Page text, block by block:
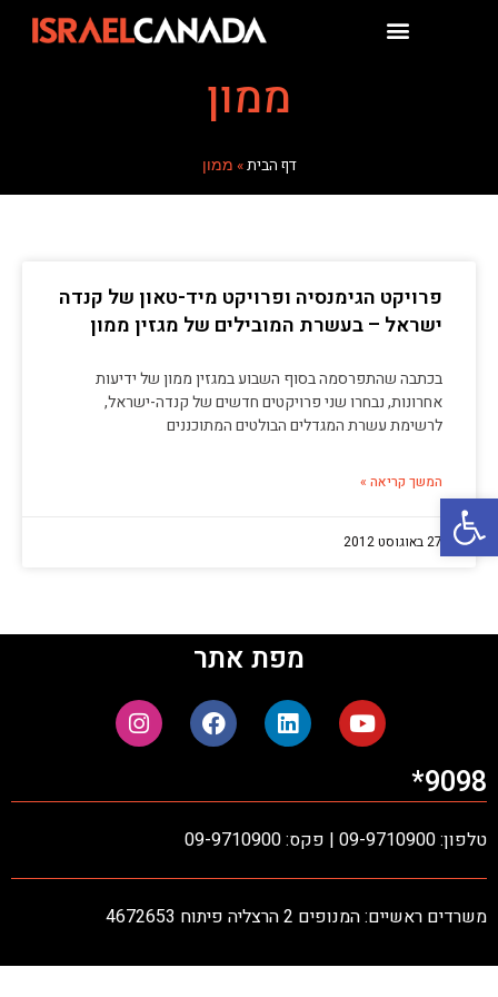
פתח סרגל נגישות
ממון
דף הבית» ממון
פרויקט הגימנסיה ופרויקט מיד-טאון של קנדה
ישראל – בעשרת המובילים של מגזין ממון
בכתבה שהתפרסמה בסוף השבוע במגזין ממון של ידיעות
אחרונות, נבחרו שני פרויקטים חדשים של קנדה-ישראל,
לרשימת עשרת המגדלים הבולטים המתוכננים
המשך קריאה »
27 באוגוסט 2012
מפת אתר
9098*
טלפון: 09-9710900 | פקס: 09-9710900
משרדים ראשיים: המנופים 2 הרצליה פיתוח 4672653